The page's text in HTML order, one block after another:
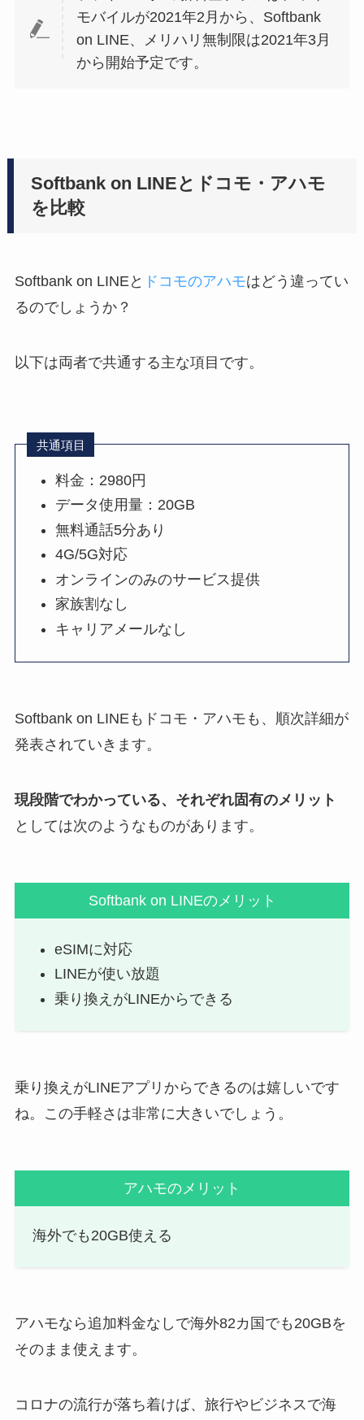
モバイルが2021年2月から、Softbank
on LINE、メリハリ無制限は2021年3月
から開始予定です。
Softbank on LINEとドコモ・アハモ
を比較
Softbank on LINEと ドコモのアハモはどう違ってい
るのでしょうか？
以下は両者で共通する主な項目です。
共通項目
料金：2980円
データ使用量：20GB
無料通話5分あり
4G/5G対応
オンラインのみのサービス提供
家族割なし
キャリアメールなし
Softbank on LINEもドコモ・アハモも、順次詳細が
発表されていきます。
現段階でわかっている、それぞれ固有のメリット
としては次のようなものがあります。
Softbank on LINEのメリット
eSIMに対応
LINEが使い放題
乗り換えがLINEからできる
乗り換えがLINEアプリからできるのは嬉しいです
ね。この手軽さは非常に大きいでしょう。
アハモのメリット
海外でも20GB使える
アハモなら追加料金なしで海外82カ国でも20GBを
そのまま使えます。
コロナの流行が落ち着けば、旅行やビジネスで海